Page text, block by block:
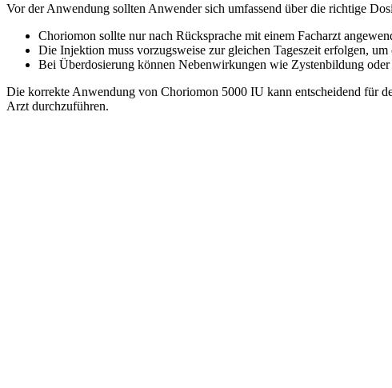
Vor der Anwendung sollten Anwender sich umfassend über die richtige
Choriomon sollte nur nach Rücksprache mit einem Facharzt
Die Injektion muss vorzugsweise zur gleichen Tageszeit erfolgen,
Bei Überdosierung können Nebenwirkungen wie Zystenbildung
Die korrekte Anwendung von Choriomon 5000 IU kann entscheidend für
Arzt durchzuführen.